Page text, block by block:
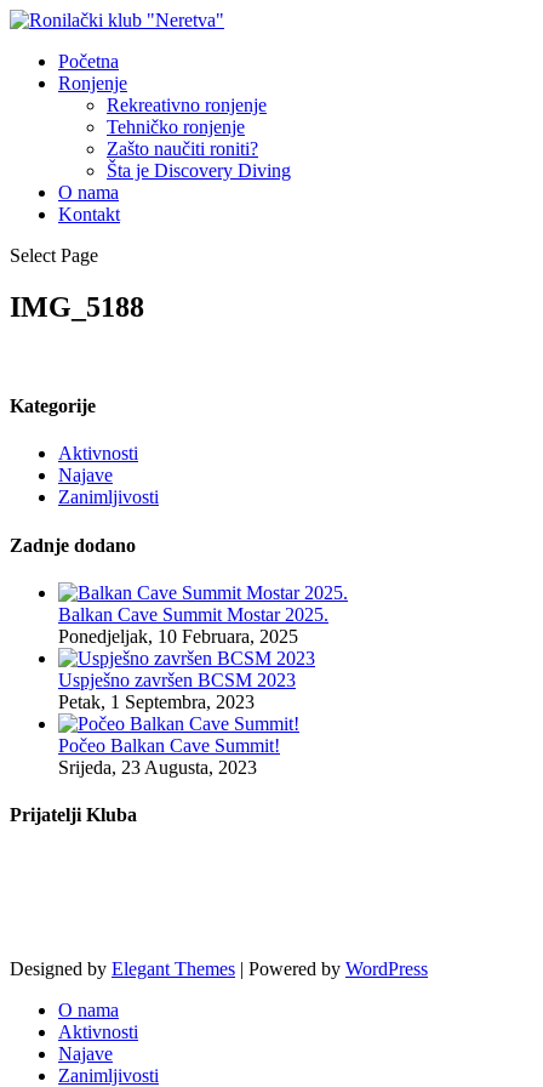
Početna
Ronjenje
Rekreativno ronjenje
Tehničko ronjenje
Zašto naučiti roniti?
Šta je Discovery Diving
O nama
Kontakt
Select Page
IMG_5188
Kategorije
Aktivnosti
Najave
Zanimljivosti
Zadnje dodano
Balkan Cave Summit Mostar 2025.
Ponedjeljak, 10 Februara, 2025
Uspješno završen BCSM 2023
Petak, 1 Septembra, 2023
Počeo Balkan Cave Summit!
Srijeda, 23 Augusta, 2023
Prijatelji Kluba
Designed by Elegant Themes | Powered by WordPress
O nama
Aktivnosti
Najave
Zanimljivosti